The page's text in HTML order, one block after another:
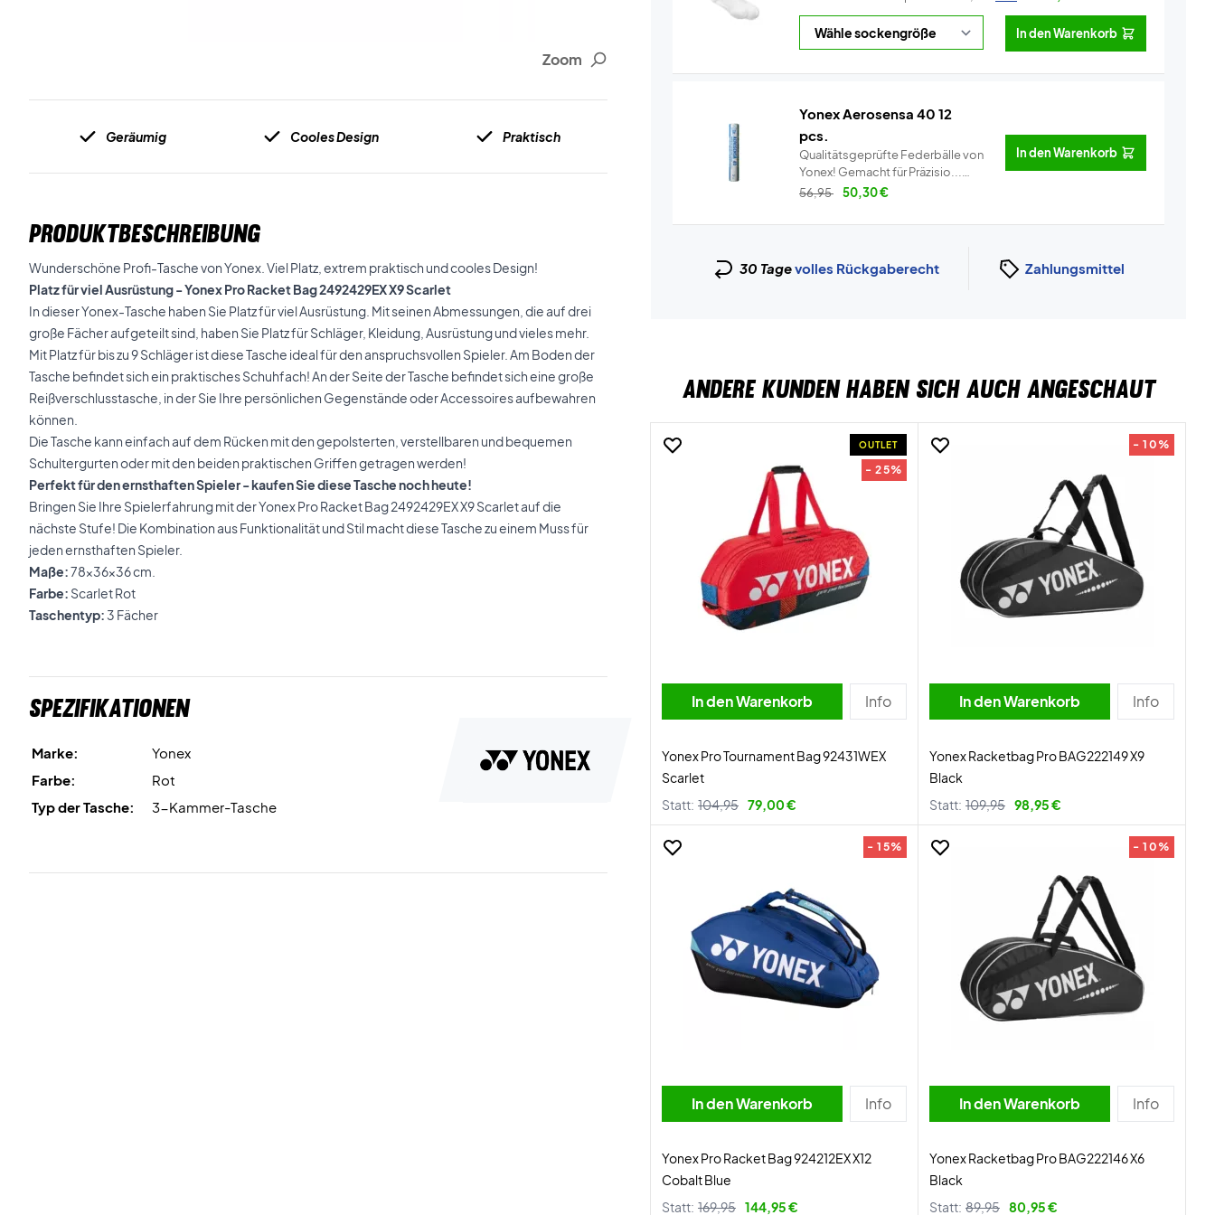
Zoom
Geräumig Cooles Design Praktisch
PRODUKTBESCHREIBUNG
Wunderschöne Profi-Tasche von Yonex. Viel Platz, extrem praktisch und cooles Design!
Platz für viel Ausrüstung - Yonex Pro Racket Bag 2492429EX X9 Scarlet
In dieser Yonex-Tasche haben Sie Platz für viel Ausrüstung. Mit seinen Abmessungen, die auf drei
große Fächer aufgeteilt sind, haben Sie Platz für Schläger, Kleidung, Ausrüstung und vieles mehr.
Mit Platz für bis zu 9 Schläger ist diese Tasche ideal für den anspruchsvollen Spieler. Am Boden der
Tasche befindet sich ein praktisches Schuhfach! An der Seite der Tasche befindet sich eine große
Reißverschlusstasche, in der Sie Ihre persönlichen Gegenstände oder Accessoires aufbewahren
können.
Die Tasche kann einfach auf dem Rücken mit den gepolsterten, verstellbaren und bequemen
Schultergurten oder mit den beiden praktischen Griffen getragen werden!
Perfekt für den ernsthaften Spieler - kaufen Sie diese Tasche noch heute!
Bringen Sie Ihre Spielerfahrung mit der Yonex Pro Racket Bag 2492429EX X9 Scarlet auf die
nächste Stufe! Die Kombination aus Funktionalität und Stil macht diese Tasche zu einem Muss für
jeden ernsthaften Spieler.
Maße:78x36x36 cm.
Farbe: Scarlet Rot
Taschentyp:3 Fächer
Spezifikationen
Marke:
Yonex
Farbe:
Rot
Typ der Tasche:
3-Kammer-Tasche
In den Warenkorb
Yonex Aerosensa 40 12
pcs.
Qualitätsgeprüfte Federbälle von
Yonex! Gemacht für Präzisio...
Info
56,95 50,30€
In den Warenkorb
30 Tagevolles Rückgaberecht Zahlungsmittel
ANDERE KUNDEN HABEN SICH AUCH ANGESCHAUT
OUTLET
- 25%
In den Warenkorb Info
Yonex Pro Tournament Bag 92431WEX
Scarlet
Statt: 104,95 79,00 €
- 10%
In den Warenkorb Info
Yonex Racketbag Pro BAG222149 X9
Black
Statt: 109,95 98,95 €
- 15%
In den Warenkorb Info
Yonex Pro Racket Bag 924212EX X12
Cobalt Blue
Statt: 169,95 144,95 €
- 10%
In den Warenkorb Info
Yonex Racketbag Pro BAG222146 X6
Black
Statt: 89,95 80,95 €